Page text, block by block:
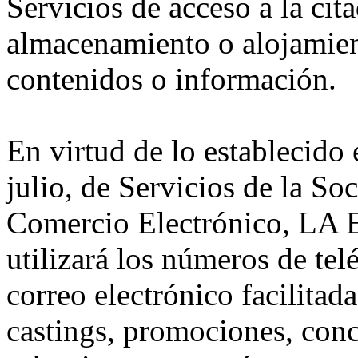
almacenamiento o
contenidos o información.
En virtud de lo establecido
julio, de Servicios de la
Comercio Electrónico, LA
utilizará los números de
correo electrónico
castings, promociones,